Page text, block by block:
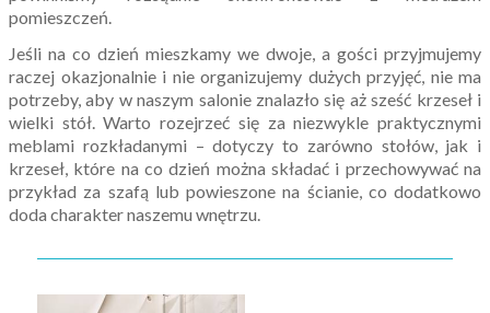
pomieszczeń.
Jeśli na co dzień mieszkamy we dwoje, a gości przyjmujemy
raczej okazjonalnie i nie organizujemy dużych przyjęć, nie ma
potrzeby, aby w naszym salonie znalazło się aż sześć krzeseł i
wielki stół. Warto rozejrzeć się za niezwykle praktycznymi
meblami rozkładanymi – dotyczy to zarówno stołów, jak i
krzeseł, które na co dzień można składać i przechowywać na
przykład za szafą lub powieszone na ścianie, co dodatkowo
doda charakter naszemu wnętrzu.